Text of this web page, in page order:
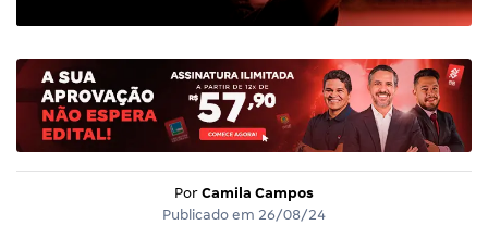
Por Camila Campos
Publicado em 26/08/24